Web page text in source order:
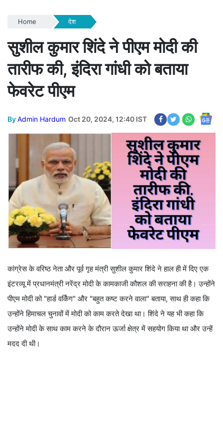
Home देश
सुशील कुमार शिंदे ने पीएम मोदी की
तारीफ की, इंदिरा गांधी को बताया
फेवरेट पीएम
ByAdmin Hardum Oct 20, 2024, 12:40 IST
कांग्रेस के वरिष्ठ नेता और पूर्व गृह मंत्री सुशील कुमार शिंदे ने हाल ही में दिए एक
इंटरव्यू में प्रधानमंत्री नरेंद्र मोदी के कामकाजी कौशल की सराहना की है। उन्होंने
पीएम मोदी को "हार्ड वर्किंग" और "बहुत कष्ट करने वाला" बताया, साथ ही कहा कि
उन्होंने हिमाचल चुनावों में मोदी को काम करते देखा था। शिंदे ने यह भी कहा कि
उन्होंने मोदी के साथ काम करने के दौरान ऊर्जा क्षेत्र में सहयोग किया था और उन्हें
मदद दी थी।